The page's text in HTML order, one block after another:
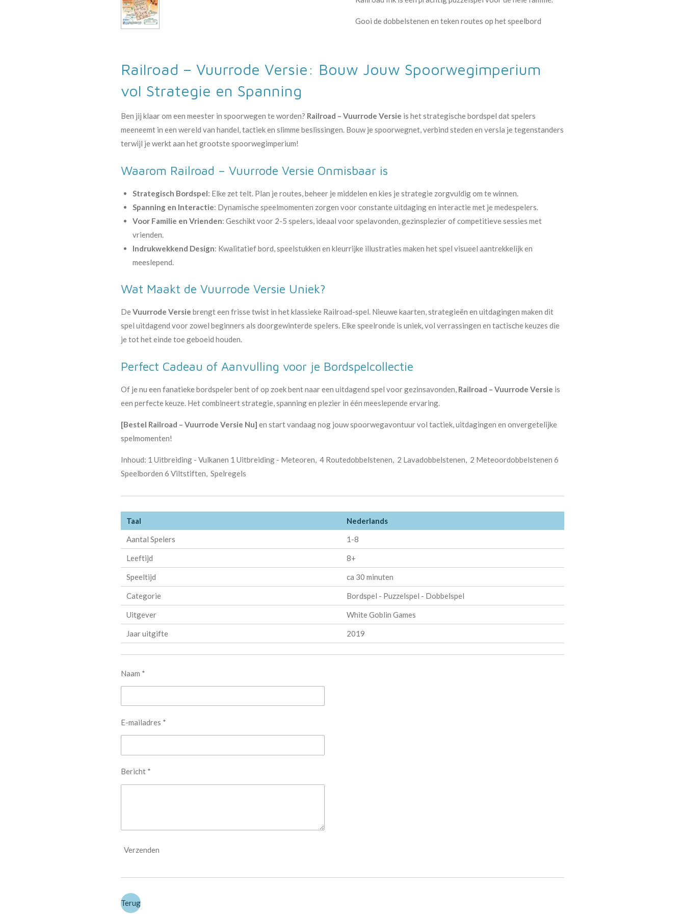
Gooi de dobbelstenen en teken routes op het speelbord
Railroad – Vuurrode Versie: Bouw Jouw Spoorwegimperium
vol Strategie en Spanning
Ben jij klaar om een meester in spoorwegen te worden? Railroad – Vuurrode Versie is het strategische bordspel dat spelers
meeneemt in een wereld van handel, tactiek en slimme beslissingen. Bouw je spoorwegnet, verbind steden en versla je tegenstanders
terwijl je werkt aan het grootste spoorwegimperium!
Waarom Railroad – Vuurrode Versie Onmisbaar is
Strategisch Bordspel: Elke zet telt. Plan je routes, beheer je middelen en kies je strategie zorgvuldig om te winnen.
Spanning en Interactie: Dynamische speelmomenten zorgen voor constante uitdaging en interactie met je medespelers.
Voor Familie en Vrienden: Geschikt voor 2-5 spelers, ideaal voor spelavonden, gezinsplezier of competitieve sessies met
vrienden.
Indrukwekkend Design: Kwalitatief bord, speelstukken en kleurrijke illustraties maken het spel visueel aantrekkelijk en
meeslepend.
Wat Maakt de Vuurrode Versie Uniek?
DeVuurrode Versie brengt een frisse twist in het klassieke Railroad-spel. Nieuwe kaarten, strategieën en uitdagingen maken dit
spel uitdagend voor zowel beginners als doorgewinterde spelers. Elke speelronde is uniek, vol verrassingen en tactische keuzes die
je tot het einde toe geboeid houden.
Perfect Cadeau of Aanvulling voor je Bordspelcollectie
Of je nu een fanatieke bordspeler bent of op zoek bent naar een uitdagend spel voor gezinsavonden, Railroad – Vuurrode Versie is
een perfecte keuze. Het combineert strategie, spanning en plezier in één meeslepende ervaring.
[Bestel Railroad – Vuurrode Versie Nu] en start vandaag nog jouw spoorwegavontuur vol tactiek, uitdagingen en onvergetelijke
spelmomenten!
Inhoud: 1 Uitbreiding - Vulkanen 1 Uitbreiding - Meteoren, 4 Routedobbelstenen, 2 Lavadobbelstenen, 2 Meteoordobbelstenen 6
Speelborden 6 Viltstiften, Spelregels
Taal
Nederlands
Aantal Spelers
1-8
Leeftijd 8+
Speeltijd ca 30 minuten
Categorie Bordspel - Puzzelspel - Dobbelspel
Uitgever White Goblin Games
Jaar uitgifte 2019
Naam *
E-mailadres *
Bericht *
Verzenden
Terug